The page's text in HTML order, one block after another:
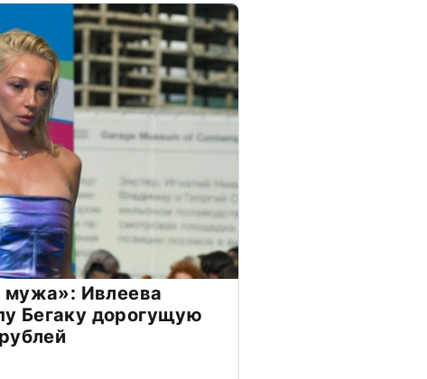
мужа»: Ивлеева
Бегаку дорогущую